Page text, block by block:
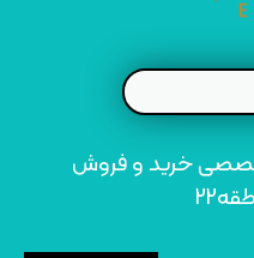
22 مرجع تخصصی خرید و فروش